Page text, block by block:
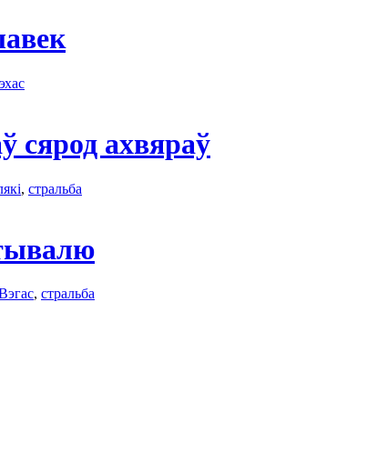
сярод ахвяраў
, стральба
, стральба